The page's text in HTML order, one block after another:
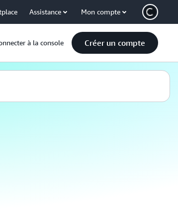
Assistance Mon compte
à la console Créer un compte